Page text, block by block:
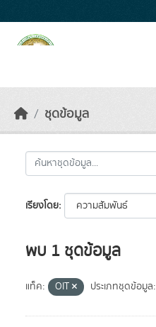
ชุดข้อมูล
เรียงโดย
พบ 1 ชุดข้อมูล
แท็ค: OIT ประเภทชุดข้อมูล: